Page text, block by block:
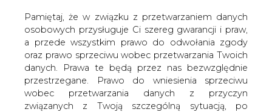
Pamiętaj, że w związku z przetwarzaniem danych
osobowych przysługuje Ci szereg gwarancji i praw,
a przede wszystkim prawo do odwołania zgody
oraz prawo sprzeciwu wobec przetwarzania Twoich
danych. Prawa te będą przez nas bezwzględnie
przestrzegane. Prawo do wniesienia sprzeciwu
wobec przetwarzania danych z przyczyn
związanych z Twoją szczególną sytuacją, po
Notowania uprawnień EUA do emisji
CO2, ceny węgla energetycznego ARA
na przyszły rok oraz ceny paliw.